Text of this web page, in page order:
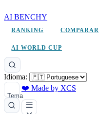
AI BENCHY
RANKING COMPARAR
AI WORLD CUP
Idioma:
Tema
❤️ Made by XCS